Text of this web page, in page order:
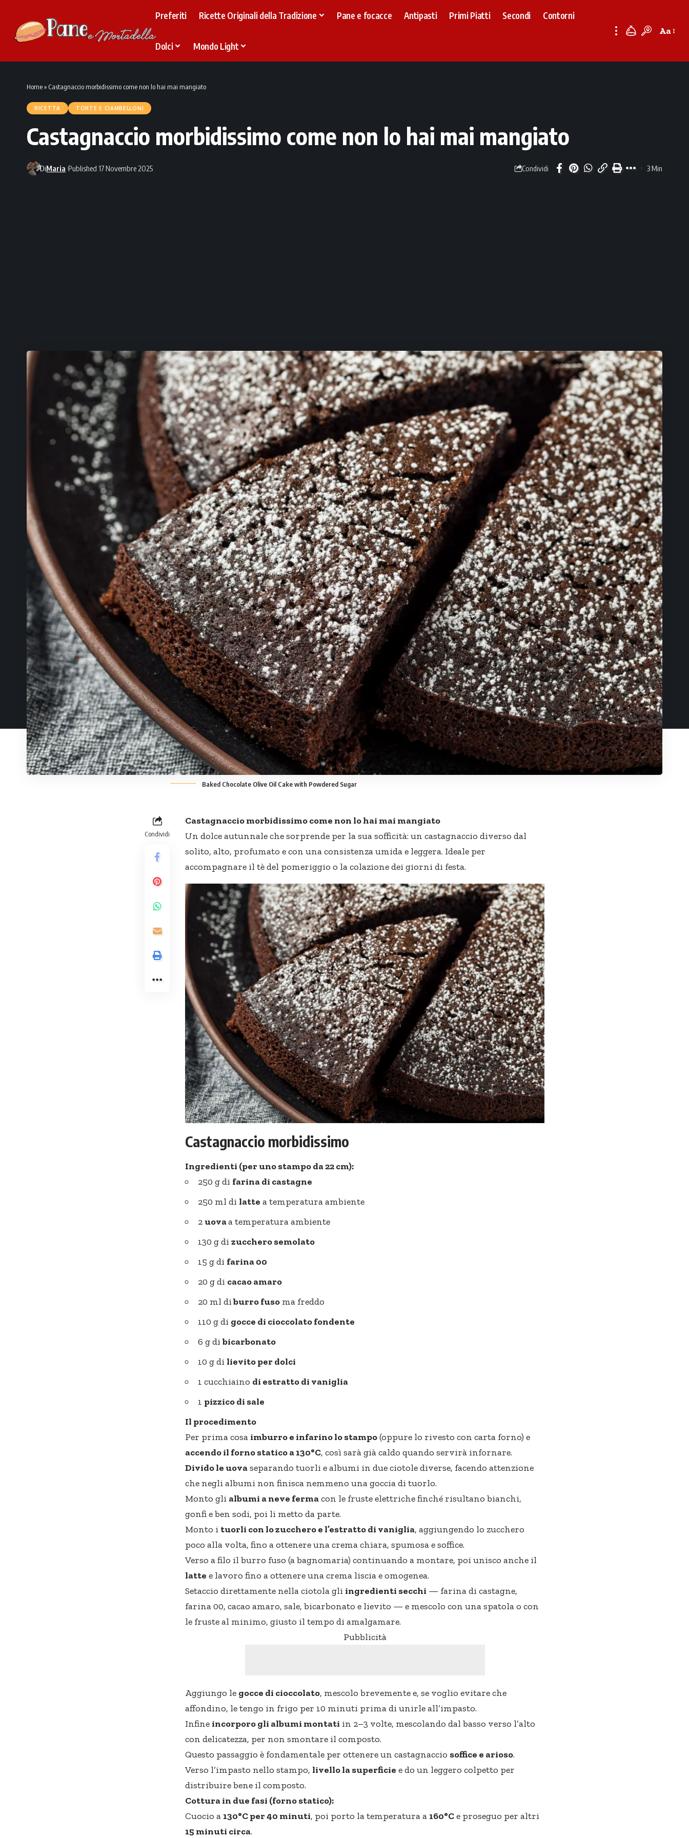
Preferiti Ricette Originali della Tradizione Pane e focacce Antipasti Primi Piatti Secondi Contorni
Dolci Mondo Light
Font
Aa
Home» Castagnaccio morbidissimo come non lo hai mai mangiato
RICETTA TORTE E CIAMBELLONI
Castagnaccio morbidissimo come non lo hai mai mangiato
DiMaria Published 17 Novembre 2025 Condividi 3 Min
Baked Chocolate Olive Oil Cake with Powdered Sugar
Condividi
Castagnaccio morbidissimo come non lo hai mai mangiato
Un dolce autunnale che sorprende per la sua sofficità: un castagnaccio diverso dal
solito, alto, profumato e con una consistenza umida e leggera. Ideale per
accompagnare il tè del pomeriggio o la colazione dei giorni di festa.
Castagnaccio morbidissimo
Ingredienti (per uno stampo da 22 cm):
250 g di farina di castagne
250 ml di latte a temperatura ambiente
2 uovaa temperatura ambiente
130 g di zucchero semolato
15 g di farina 00
20 g di cacao amaro
20 ml diburro fuso ma freddo
110 g di gocce di cioccolato fondente
6 g di bicarbonato
10 g di lievito per dolci
1 cucchiaino di estratto di vaniglia
1 pizzico di sale
Il procedimento
Per prima cosa imburro e infarino lo stampo(oppure lo rivesto con carta forno) e
accendo il forno statico a 130°C, così sarà già caldo quando servirà infornare.
Divido le uovaseparando tuorli e albumi in due ciotole diverse, facendo attenzione
che negli albumi non finisca nemmeno una goccia di tuorlo.
Monto gli albumi a neve fermacon le fruste elettriche finché risultano bianchi,
gonfi e ben sodi, poi li metto da parte.
Monto i tuorli con lo zucchero e l’estratto di vaniglia, aggiungendo lo zucchero
poco alla volta, fino a ottenere una crema chiara, spumosa e soffice.
Verso a filo il burro fuso (a bagnomaria) continuando a montare, poi unisco anche il
latte e lavoro fino a ottenere unacrema lisciae omogenea.
Setaccio direttamente nella ciotola gli ingredienti secchi — farina di castagne,
farina 00, cacao amaro, sale, bicarbonato e lievito — e mescolo con una spatola o con
le fruste al minimo, giusto il tempo di amalgamare.
Pubblicità
Aggiungo le gocce di cioccolato, mescolo brevemente e, se voglio evitare che
affondino, le tengo in frigo per 10 minuti prima di unirle all’impasto.
Infine incorporo gli albumi montati in 2–3 volte, mescolando dal basso verso l’alto
con delicatezza, per non smontare il composto.
Questo passaggio è fondamentale per ottenere un castagnaccio soffice e arioso.
Verso l’impasto nello stampo, livello la superficie e do un leggero colpetto per
distribuire bene il composto.
Cottura in due fasi (forno statico):
Cuocio a 130°C per 40 minuti, poi porto la temperatura a 160°Ce proseguo per altri
15 minuti circa.